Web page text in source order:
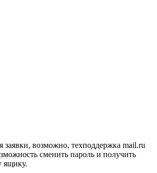
заявки, возможно, техподдержка mail.ru
сменить пароль и получить
ящику.